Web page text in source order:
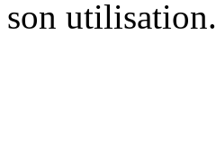
son utilisation.